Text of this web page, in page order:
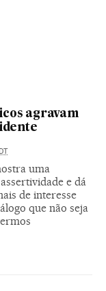
agravam
uma
e dá
de interesse
que não seja